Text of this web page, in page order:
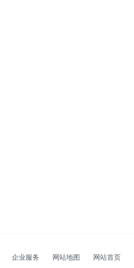
企业服务 网站地图 网站首页